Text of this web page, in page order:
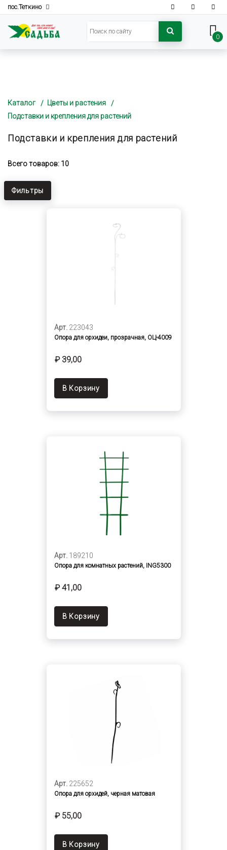
пос.Теткино
0
Каталог
Цветы и растения
Подставки и крепления для растений
Подставки и крепления для растений
Всего товаров: 10
Фильтры
Арт. 223043
Опора для орхидеи, прозрачная, ОЦ-4009
₽ 39,00
В Корзину
Арт. 189210
Опора для комнатных растений, ING5300
₽ 41,00
В Корзину
Арт. 225652
Опора для орхидей, черная матовая
₽ 55,00
В Корзину